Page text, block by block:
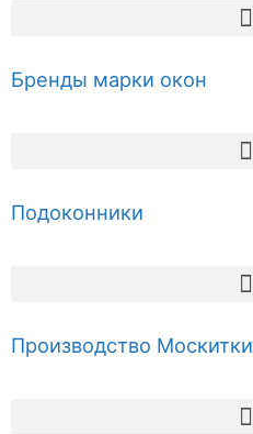
Бренды марки окон
Подоконники
Производство Москитки